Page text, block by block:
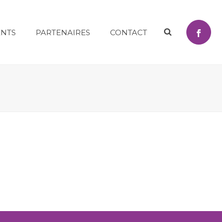
PARTENAIRES CONTACT